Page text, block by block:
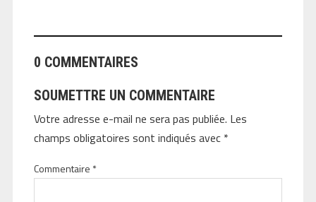
0 COMMENTAIRES
SOUMETTRE UN COMMENTAIRE
Votre adresse e-mail ne sera pas publiée. Les
champs obligatoires sont indiqués avec *
Commentaire *